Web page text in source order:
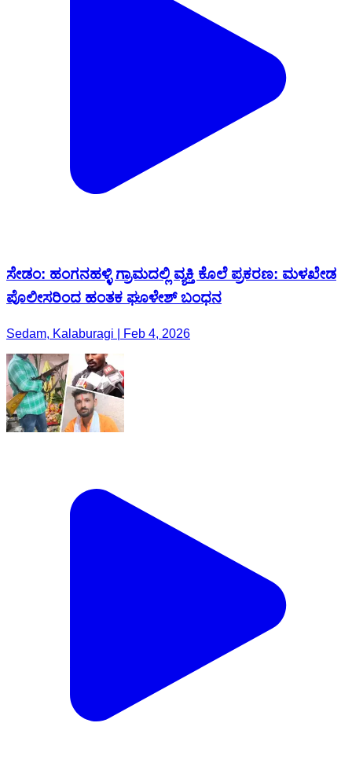
ಸೇಡಂ: ಹಂಗನಹಳ್ಳಿ ಗ್ರಾಮದಲ್ಲಿ ವ್ಯಕ್ತಿ ಕೊಲೆ ಪ್ರಕರಣ: ಮಳಖೇಡ
ಪೊಲೀಸರಿಂದ ಹಂತಕ ಘೂಳೇಶ್ ಬಂಧನ
Sedam, Kalaburagi | Feb 4, 2026